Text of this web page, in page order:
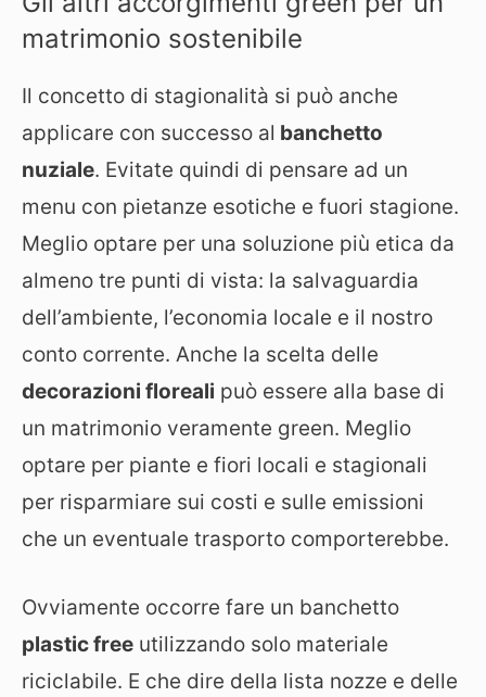
matrimonio sostenibile
Il concetto di stagionalità si può anche
applicare con successo al banchetto
nuziale. Evitate quindi di pensare ad un
menu con pietanze esotiche e fuori stagione.
Meglio optare per una soluzione più etica da
almeno tre punti di vista: la salvaguardia
dell’ambiente, l’economia locale e il nostro
conto corrente. Anche la scelta delle
decorazioni floreali può essere alla base di
un matrimonio veramente green. Meglio
optare per piante e fiori locali e stagionali
per risparmiare sui costi e sulle emissioni
che un eventuale trasporto comporterebbe.
Ovviamente occorre fare un banchetto
plastic free utilizzando solo materiale
riciclabile. E che dire della lista nozze e delle